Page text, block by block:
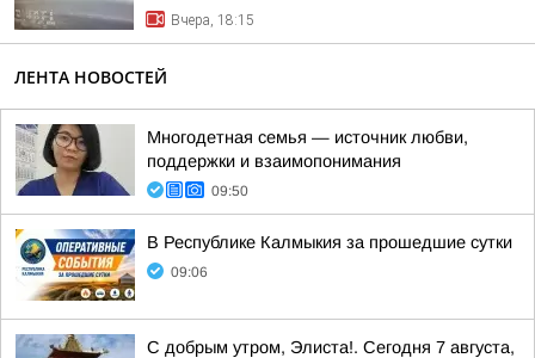
Вчера, 18:15
ЛЕНТА НОВОСТЕЙ
Многодетная семья — источник любви,
поддержки и взаимопонимания
09:50
В Республике Калмыкия за прошедшие сутки
09:06
С добрым утром, Элиста!. Сегодня 7 августа,